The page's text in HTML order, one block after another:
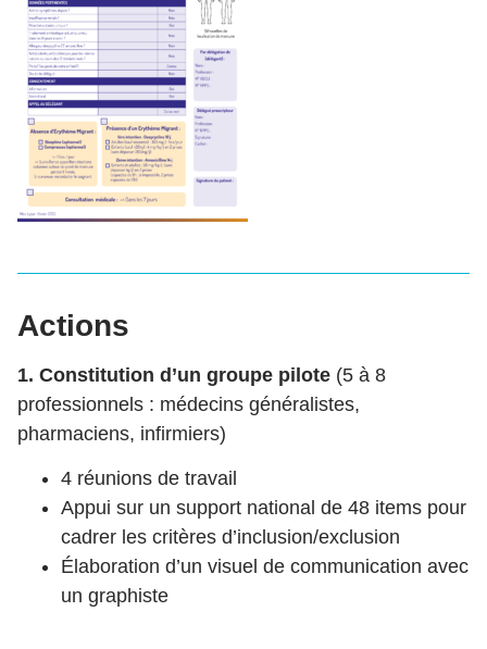
Actions
1. Constitution d’un groupe pilote (5 à 8
professionnels : médecins généralistes,
pharmaciens, infirmiers)
4 réunions de travail
Appui sur un support national de 48 items pour
cadrer les critères d’inclusion/exclusion
Élaboration d’un visuel de communication avec
un graphiste